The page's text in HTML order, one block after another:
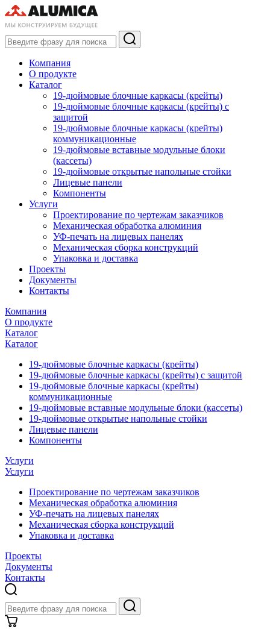
Компания
О продукте
Каталог
19-дюймовые блочные каркасы (крейты)
19-дюймовые блочные каркасы (крейты) с
защитой
19-дюймовые блочные каркасы (крейты)
коммуникационные
19-дюймовые вставные модульные блоки
(кассеты)
19-дюймовые открытые напольные стойки
Лицевые панели
Компоненты
Услуги
Проектирование по чертежам заказчиков
Механическая обработка алюминия
УФ-печать на лицевых панелях
Механическая сборка конструкций
Упаковка и доставка
Проекты
Документы
Контакты
Компания
О продукте
Каталог
Каталог
19-дюймовые блочные каркасы (крейты)
19-дюймовые блочные каркасы (крейты) с защитой
19-дюймовые блочные каркасы (крейты)
коммуникационные
19-дюймовые вставные модульные блоки (кассеты)
19-дюймовые открытые напольные стойки
Лицевые панели
Компоненты
Услуги
Услуги
Проектирование по чертежам заказчиков
Механическая обработка алюминия
УФ-печать на лицевых панелях
Механическая сборка конструкций
Упаковка и доставка
Проекты
Документы
Контакты